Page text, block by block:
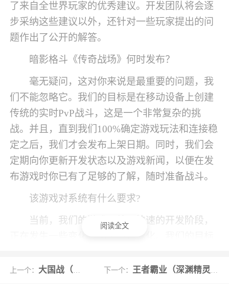
了来自全世界玩家的优秀建议。开发团队将会逐
步采纳这些建议以外，还针对一些玩家提出的问
题作出了公开的解答。
暗影格斗《传奇战场》何时发布？
毫无疑问，这对你来说是最重要的问题，我
们不能忽略它。我们的目标是在移动设备上创建
传统的实时PvP战斗，这是一个非常复杂的挑
战。并且，直到我们100%确定游戏玩法和连接稳
定之后，我们才会发布上架日期。同时，我们会
定期向你更新开发状态以及游戏新闻，以便在发
布游戏时你已有了足够的了解，随时准备战斗。
该游戏对系统有什么要求?
当前，我们的游戏正处于快速的开发阶段，
有设备创造新的视觉体验。
阅读全文
上一个： 大国战（0.05折） 下一个： 王者霸业（深渊精灵无双特戒）